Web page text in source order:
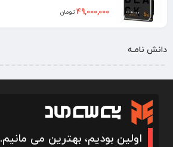
49,000,000 تومان
دانش نامـه
اولین بودیم، بهترین می مانیم.